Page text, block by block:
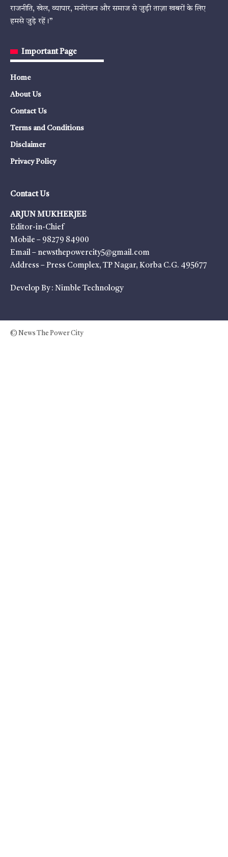
राजनीति, खेल, व्यापार, मनोरंजन और समाज से जुड़ी ताज़ा खबरों के लिए
हमसे जुड़े रहें।”
Important Page
Home
About Us
Contact Us
Terms and Conditions
Disclaimer
Privacy Policy
Contact Us
ARJUN MUKHERJEE
Editor-in-Chief
Mobile – 98279 84900
Email – newsthepowercity5@gmail.com
Address – Press Complex, TP Nagar, Korba C.G. 495677
Develop By : Nimble Technology
© News The Power City